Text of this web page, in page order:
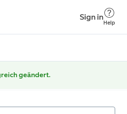
Sign in
Help
geändert.